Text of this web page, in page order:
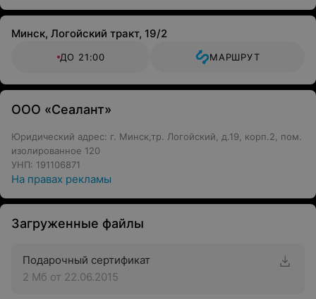
Минск, Логойский тракт, 19/2
ДО 21:00 МАРШРУТ
ООО «Сеалант»
Юридический адрес: г. Минск,тр. Логойский, д.19, корп.2, пом.
изолированное 120
УНП: 191106871
На правах рекламы
Загруженные файлы
Подарочный сертификат
2 Мб от 22.06.2015